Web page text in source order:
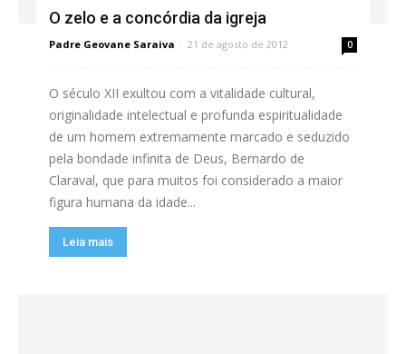
O zelo e a concórdia da igreja
Padre Geovane Saraiva - 21 de agosto de 2012 0
O século XII exultou com a vitalidade cultural,
originalidade intelectual e profunda espiritualidade
de um homem extremamente marcado e seduzido
pela bondade infinita de Deus, Bernardo de
Claraval, que para muitos foi considerado a maior
figura humana da idade...
Leia mais